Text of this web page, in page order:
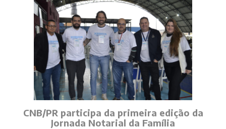
CNB/PR participa da primeira edição da
Jornada Notarial da Família